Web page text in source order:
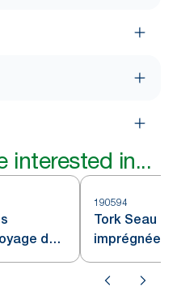
interested in...
des
190594
Tork Seau
imprégnées
Surface